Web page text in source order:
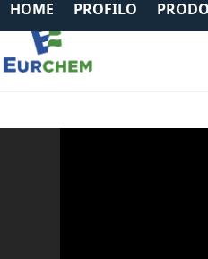
Skip
to
content
HOME PROFILO